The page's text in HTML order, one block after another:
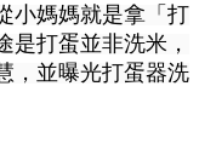
小媽媽就是拿「打
是打蛋並非洗米，
，並曝光打蛋器洗